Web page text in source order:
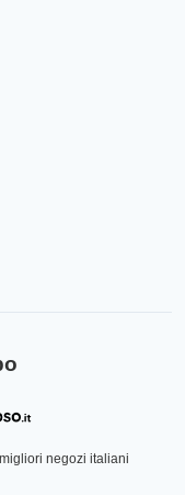
negozi italiani